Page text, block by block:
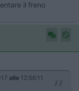
il freno
alle 12:56:11